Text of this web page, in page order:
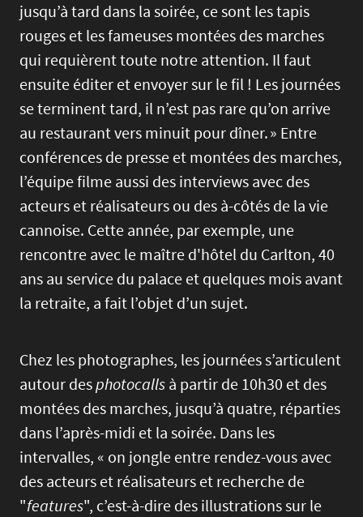
jusqu’à tard dans la soirée, ce sont les tapis
rouges et les fameuses montées des marches
qui requièrent toute notre attention. Il faut
ensuite éditer et envoyer sur le fil ! Les journées
se terminent tard, il n’est pas rare qu’on arrive
au restaurant vers minuit pour dîner. » Entre
conférences de presse et montées des marches,
l’équipe filme aussi des interviews avec des
acteurs et réalisateurs ou des à-côtés de la vie
cannoise. Cette année, par exemple, une
rencontre avec le maître d'hôtel du Carlton, 40
ans au service du palace et quelques mois avant
la retraite, a fait l’objet d’un sujet.
Chez les photographes, les journées s’articulent
autour desphotocalls à partir de 10h30 et des
montées des marches, jusqu’à quatre, réparties
dans l’après-midi et la soirée. Dans les
intervalles, « on jongle entre rendez-vous avec
des acteurs et réalisateurs et recherche de
"features", c’est-à-dire des illustrations sur le